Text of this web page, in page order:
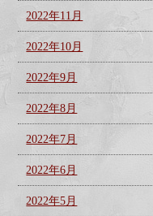
2022年11月
2022年10月
2022年9月
2022年8月
2022年7月
2022年6月
2022年5月